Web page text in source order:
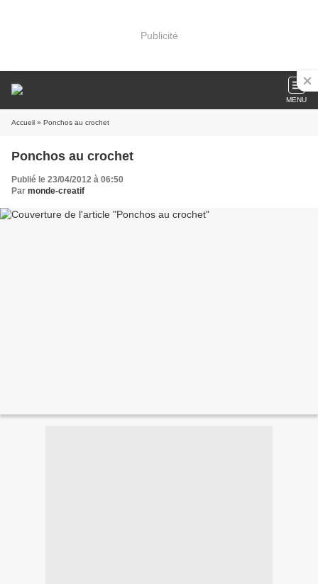
Publicité
MENU
Accueil » Ponchos au crochet
Ponchos au crochet
Publié le 23/04/2012 à 06:50
Par monde-creatif